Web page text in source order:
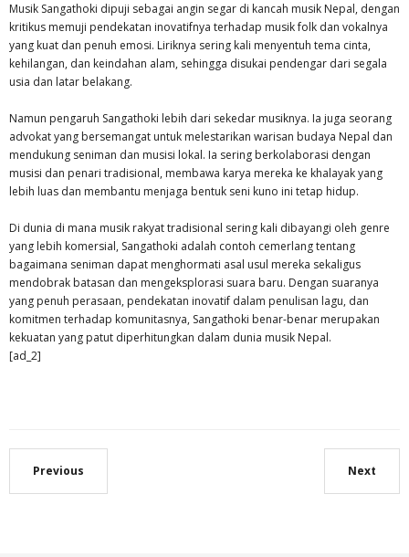
Musik Sangathoki dipuji sebagai angin segar di kancah musik Nepal, dengan
kritikus memuji pendekatan inovatifnya terhadap musik folk dan vokalnya
yang kuat dan penuh emosi. Liriknya sering kali menyentuh tema cinta,
kehilangan, dan keindahan alam, sehingga disukai pendengar dari segala
usia dan latar belakang.
Namun pengaruh Sangathoki lebih dari sekedar musiknya. Ia juga seorang
advokat yang bersemangat untuk melestarikan warisan budaya Nepal dan
mendukung seniman dan musisi lokal. Ia sering berkolaborasi dengan
musisi dan penari tradisional, membawa karya mereka ke khalayak yang
lebih luas dan membantu menjaga bentuk seni kuno ini tetap hidup.
Di dunia di mana musik rakyat tradisional sering kali dibayangi oleh genre
yang lebih komersial, Sangathoki adalah contoh cemerlang tentang
bagaimana seniman dapat menghormati asal usul mereka sekaligus
mendobrak batasan dan mengeksplorasi suara baru. Dengan suaranya
yang penuh perasaan, pendekatan inovatif dalam penulisan lagu, dan
komitmen terhadap komunitasnya, Sangathoki benar-benar merupakan
kekuatan yang patut diperhitungkan dalam dunia musik Nepal.
[ad_2]
Previous Next